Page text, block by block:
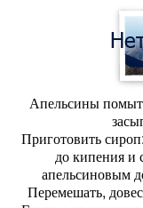
Апельсины
Приготовить
до кипения и
апельсиновым
Перемешать,